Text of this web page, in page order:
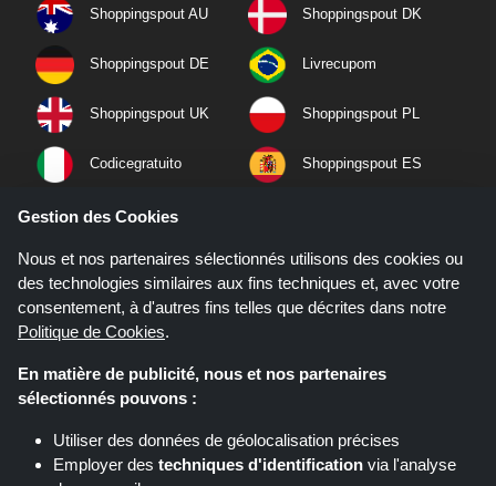
Shoppingspout AU Shoppingspout DK
Shoppingspout DE Livrecupom
Shoppingspout UK Shoppingspout PL
Codicegratuito Shoppingspout ES
Shoppingspout NL
Shoppingspout PT Shoppingspout NO
Gestion des Cookies
Nous et nos partenaires sélectionnés utilisons des cookies ou
des technologies similaires aux fins techniques et, avec votre
consentement, à d'autres fins telles que décrites dans notre
Politique de Cookies.
En matière de publicité, nous et nos partenaires
sélectionnés pouvons :
Utiliser des données de géolocalisation précises
Employer des techniques d'identification via l'analyse